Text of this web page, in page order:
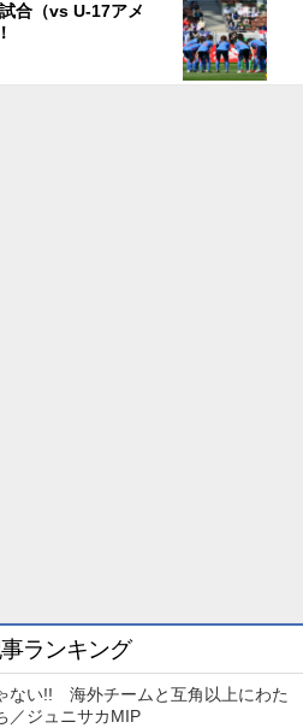
合（vs U-17アメ
ランキング
ない!! 海外チームと互角以上にわた
／ジュニサカMIP